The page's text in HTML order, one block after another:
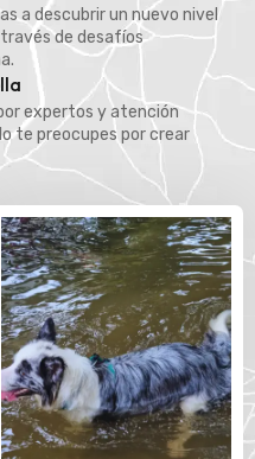
a descubrir un nuevo nivel
de desafíos
expertos y atención
te preocupes por crear